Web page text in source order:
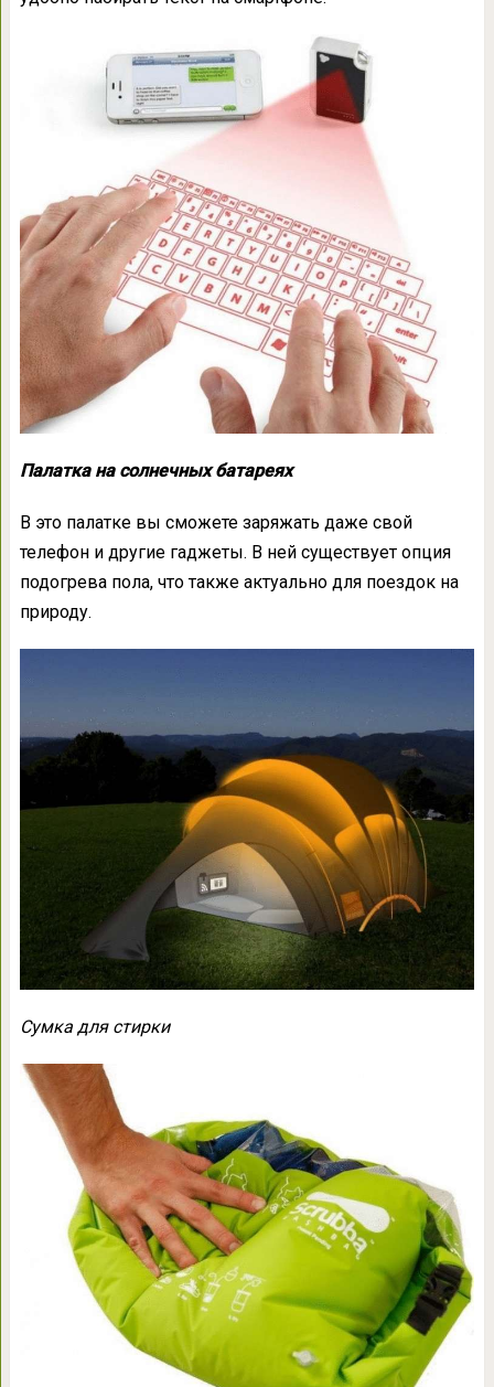
Палатка на солнечных батареях
В это палатке вы сможете заряжать даже свой
телефон и другие гаджеты. В ней существует опция
подогрева пола, что также актуально для поездок на
природу.
Сумка для стирки